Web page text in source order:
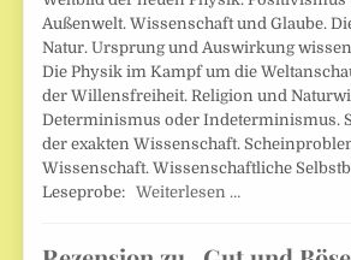
Außenwelt. Wissenschaft und Glaube.
Natur. Ursprung und Auswirkung
Die Physik im Kampf um die
der Willensfreiheit. Religion und
Determinismus oder Indeterminismus.
der exakten Wissenschaft.
Wissenschaft. Wissenschaftliche
Leseprobe:Weiterlesen …